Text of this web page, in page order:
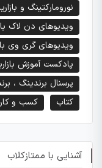
نورومارکتینگ و
ویدیوهای دن لاک
ویدیوهای گری وی
پادکست آموزش
پرسنال برندینگ ،
کتاب
کسب و کار
آشنایی با ممتازکلاب